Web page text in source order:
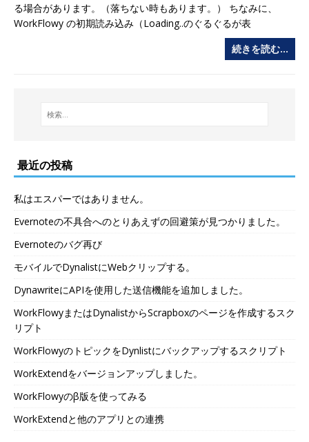
る場合があります。（落ちない時もあります。） ちなみに、
WorkFlowy の初期読み込み（Loading..のぐるぐるが表
続きを読む…
最近の投稿
私はエスパーではありません。
Evernoteの不具合へのとりあえずの回避策が見つかりました。
Evernoteのバグ再び
モバイルでDynalistにWebクリップする。
DynawriteにAPIを使用した送信機能を追加しました。
WorkFlowyまたはDynalistからScrapboxのページを作成するスク
リプト
WorkFlowyのトピックをDynlistにバックアップするスクリプト
WorkExtendをバージョンアップしました。
WorkFlowyのβ版を使ってみる
WorkExtendと他のアプリとの連携